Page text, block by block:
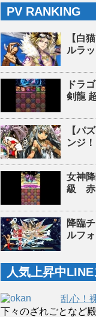
PV RANKING
【白
ルラ
ドラ
剣龍
【パ
ンジ
女神
級 赤
降臨
ルフ
人気上昇中LINE
乱心！
下々のざれごとなど